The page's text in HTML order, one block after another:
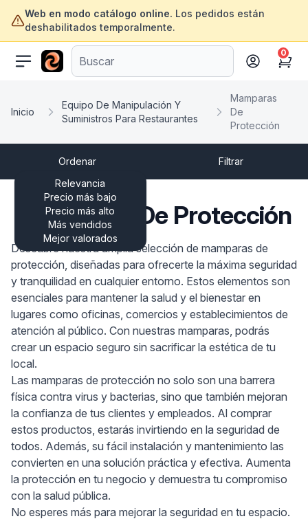
Web en modo catálogo online. Los pedidos están
deshabilitados temporalmente.
ofertasinformatica.com
Cart
0
Inicio
Equipo De Manipulación Y
Suministros Para Restaurantes
Mamparas
De
Protección
Ordenar
Relevancia
Precio más bajo
Precio más alto
Más vendidos
Mejor valorados
Filtrar
Mamparas De Protección
Descubre nuestra amplia selección de mamparas de
protección, diseñadas para ofrecerte la máxima seguridad
y tranquilidad en cualquier entorno. Estos elementos son
esenciales para mantener la salud y el bienestar en
lugares como oficinas, comercios y establecimientos de
atención al público. Con nuestras mamparas, podrás
crear un espacio seguro sin sacrificar la estética de tu
local.
Las mamparas de protección no solo son una barrera
física contra virus y bacterias, sino que también mejoran
la confianza de tus clientes y empleados. Al comprar
estos productos, estarás invirtiendo en la seguridad de
todos. Además, su fácil instalación y mantenimiento las
convierten en una solución práctica y efectiva. Aumenta
la protección en tu negocio y demuestra tu compromiso
con la salud pública.
No esperes más para mejorar la seguridad en tu espacio.